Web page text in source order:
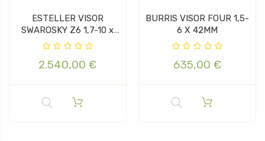
ESTELLER VISOR
SWAROSKY Z6 1,7-10 x
42
2.540,00 €
BURRIS VISOR FOUR 1,5-
6 X 42MM
635,00 €